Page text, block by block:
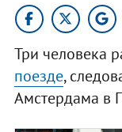
Три человека
поезде,
Амстердама в